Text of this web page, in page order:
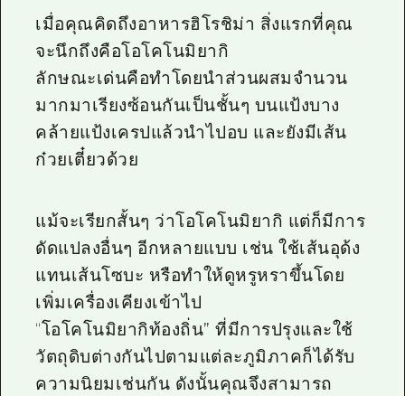
เมื่อคุณคิดถึงอาหารฮิโรชิม่า สิ่งแรกที่คุณ
จะนึกถึงคือโอโคโนมิยากิ
ลักษณะเด่นคือทำโดยนำส่วนผสมจำนวน
มากมาเรียงซ้อนกันเป็นชั้นๆ บนแป้งบาง
คล้ายแป้งเครปแล้วนำไปอบ และยังมีเส้น
ก๋วยเตี๋ยวด้วย
แม้จะเรียกสั้นๆ ว่าโอโคโนมิยากิ แต่ก็มีการ
ดัดแปลงอื่นๆ อีกหลายแบบ เช่น ใช้เส้นอุด้ง
แทนเส้นโซบะ หรือทำให้ดูหรูหราขึ้นโดย
เพิ่มเครื่องเคียงเข้าไป
“โอโคโนมิยากิท้องถิ่น” ที่มีการปรุงและใช้
วัตถุดิบต่างกันไปตามแต่ละภูมิภาคก็ได้รับ
ความนิยมเช่นกัน ดังนั้นคุณจึงสามารถ